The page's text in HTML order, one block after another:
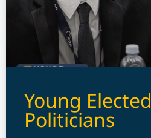
Young Elected
Politicians